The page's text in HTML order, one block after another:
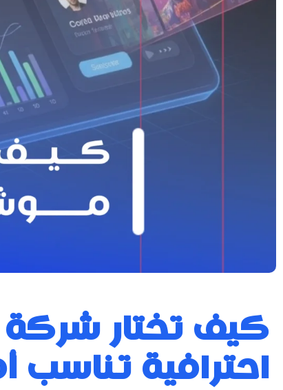
كيف تختار
احترافية